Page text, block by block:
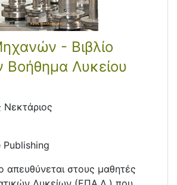
- Βιβλίο
Λυκείου
Νεκτάριος
απευθύνεται στους μαθητές